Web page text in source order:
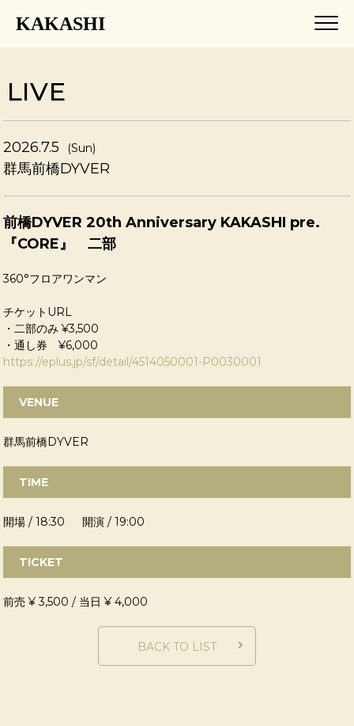
KAKASHI
LIVE
2026.7.5 (Sun)
群馬前橋DYVER
前橋DYVER 20th Anniversary KAKASHI pre.
『CORE』 二部
360°フロアワンマン
チケットURL
・二部のみ ¥3,500
・通し券 ¥6,000
https://eplus.jp/sf/detail/4514050001-P0030001
VENUE
群馬前橋DYVER
TIME
開場 / 18:30 開演 / 19:00
TICKET
前売 ¥ 3,500 / 当日 ¥ 4,000
BACK TO LIST